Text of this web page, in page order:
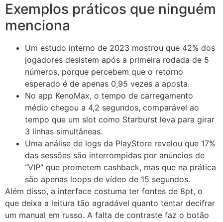
Exemplos práticos que ninguém
menciona
Um estudo interno de 2023 mostrou que 42% dos
jogadores desistem após a primeira rodada de 5
números, porque percebem que o retorno
esperado é de apenas 0,95 vezes a aposta.
No app KenoMax, o tempo de carregamento
médio chegou a 4,2 segundos, comparável ao
tempo que um slot como Starburst leva para girar
3 linhas simultâneas.
Uma análise de logs da PlayStore revelou que 17%
das sessões são interrompidas por anúncios de
“VIP” que prometem cashback, mas que na prática
são apenas loops de vídeo de 15 segundos.
Além disso, a interface costuma ter fontes de 8pt, o
que deixa a leitura tão agradável quanto tentar decifrar
um manual em russo. A falta de contraste faz o botão